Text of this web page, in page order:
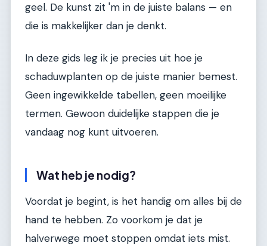
geel. De kunst zit 'm in de juiste balans — en
die is makkelijker dan je denkt.
In deze gids leg ik je precies uit hoe je
schaduwplanten op de juiste manier bemest.
Geen ingewikkelde tabellen, geen moeilijke
termen. Gewoon duidelijke stappen die je
vandaag nog kunt uitvoeren.
Wat heb je nodig?
Voordat je begint, is het handig om alles bij de
hand te hebben. Zo voorkom je dat je
halverwege moet stoppen omdat iets mist.